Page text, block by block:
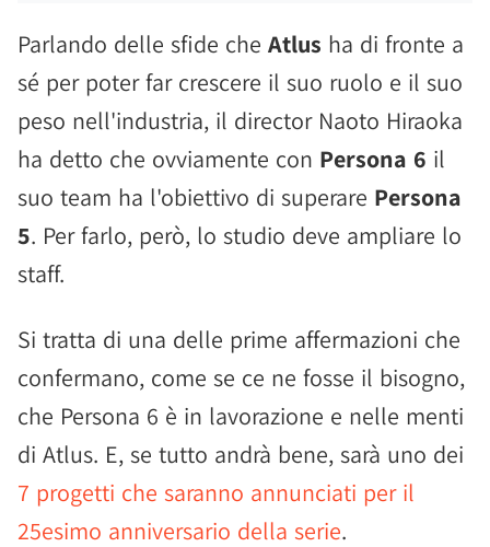
Parlando delle sfide che Atlus ha di fronte a
sé per poter far crescere il suo ruolo e il suo
peso nell'industria, il director Naoto Hiraoka
ha detto che ovviamente con Persona 6 il
suo team ha l'obiettivo di superare Persona
5. Per farlo, però, lo studio deve ampliare lo
staff.
Si tratta di una delle prime affermazioni che
confermano, come se ce ne fosse il bisogno,
che Persona 6 è in lavorazione e nelle menti
di Atlus. E, se tutto andrà bene, sarà uno dei
7 progetti che saranno annunciati per il
25esimo anniversario della serie.